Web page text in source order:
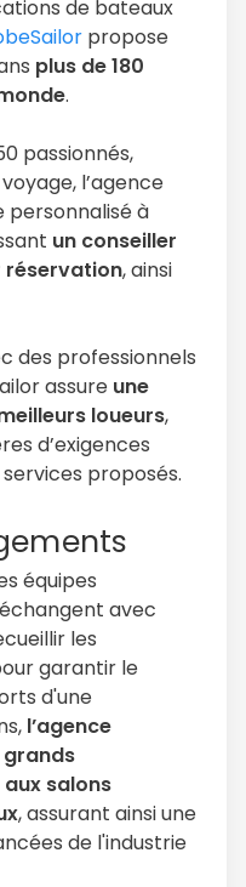
de bateaux
propose
plus de 180
.
passionnés,
l’agence
personnalisé à
un conseiller
réservation, ainsi
des professionnels
assure une
loueurs,
d’exigences
proposés.
équipes
avec
les
garantir le
d'une
l’agence
salons
, assurant ainsi une
de l'industrie